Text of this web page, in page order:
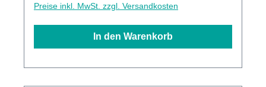
Preise inkl. MwSt. zzgl. Versandkosten
In den Warenkorb